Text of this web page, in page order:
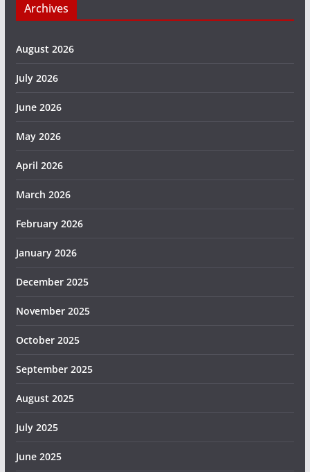
Archives
August 2026
July 2026
June 2026
May 2026
April 2026
March 2026
February 2026
January 2026
December 2025
November 2025
October 2025
September 2025
August 2025
July 2025
June 2025